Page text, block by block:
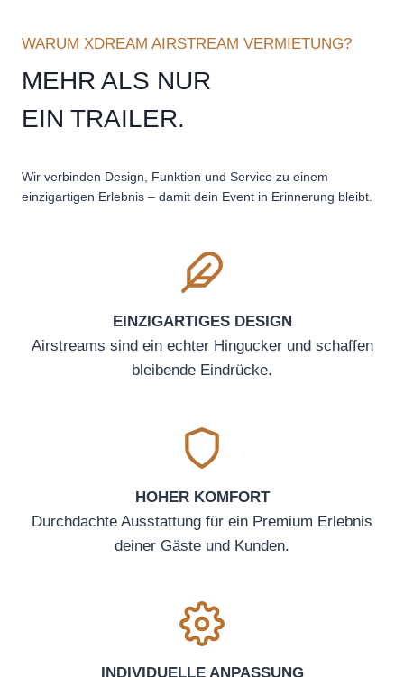
WARUM XDREAM AIRSTREAM VERMIETUNG?
MEHR ALS NUR
EIN TRAILER.
Wir verbinden Design, Funktion und Service zu einem
einzigartigen Erlebnis – damit dein Event in Erinnerung bleibt.
EINZIGARTIGES DESIGN
Airstreams sind ein echter Hingucker und schaffen
bleibende Eindrücke.
HOHER KOMFORT
Durchdachte Ausstattung für ein Premium Erlebnis
deiner Gäste und Kunden.
INDIVIDUELLE ANPASSUNG